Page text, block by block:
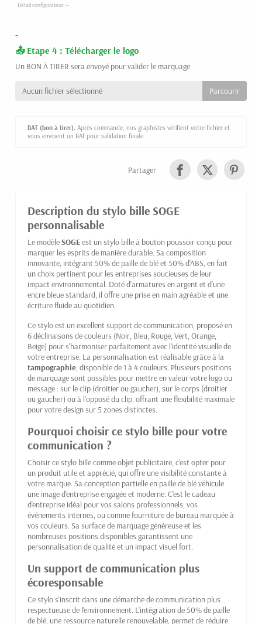
-
Etape 4 : Télécharger le logo
Un BON À TIRER sera envoyé pour valider le marquage
Aucun fichier sélectionné
BAT (bon à tirer). Après commande, nos graphistes vérifient votre fichier et
vous envoient un BAT pour validation finale.
Partager
Description du stylo bille SOGE
personnalisable
Le modèleSOGEest un stylo bille à bouton poussoir conçu pour
marquer les esprits de manière durable. Sa composition
innovante, intégrant 50% de paille de blé et 50% d'ABS, en fait
un choix pertinent pour les entreprises soucieuses de leur
impact environnemental. Doté d'armatures en argent et d'une
encre bleue standard, il offre une prise en main agréable et une
écriture fluide au quotidien.
Ce stylo est un excellent support de communication, proposé en
6 déclinaisons de couleurs (Noir, Bleu, Rouge, Vert, Orange,
Beige) pour s'harmoniser parfaitement avec l'identité visuelle de
votre entreprise. La personnalisation est réalisable grâce à la
tampographie, disponible de 1 à 4 couleurs. Plusieurs positions
de marquage sont possibles pour mettre en valeur votre logo ou
message : sur le clip (droitier ou gaucher), sur le corps (droitier
ou gaucher) ou à l'opposé du clip, offrant une flexibilité maximale
pour votre design sur 5 zones distinctes.
Pourquoi choisir ce stylo bille pour votre
communication ?
Choisir ce stylo bille comme objet publicitaire, c'est opter pour
un produit utile et apprécié, qui offre une visibilité constante à
votre marque. Sa conception partielle en paille de blé véhicule
une image d'entreprise engagée et moderne. C'est le cadeau
d'entreprise idéal pour vos salons professionnels, vos
événements internes, ou comme fourniture de bureau marquée à
vos couleurs. Sa surface de marquage généreuse et les
nombreuses positions disponibles garantissent une
personnalisation de qualité et un impact visuel fort.
Un support de communication plus
écoresponsable
Ce stylo s'inscrit dans une démarche de communication plus
respectueuse de l'environnement. L'intégration de 50% de paille
de blé, une ressource naturelle renouvelable, permet de réduire